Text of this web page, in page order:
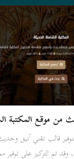
موقع المكتبة
قالب تقني أنيق
وقد تم التركيز على